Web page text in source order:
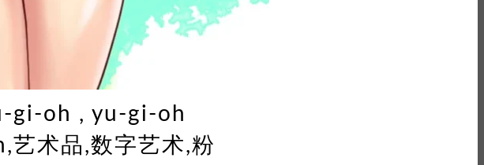
gi-oh , yu-gi-oh
术品,数字艺术,粉